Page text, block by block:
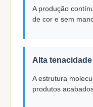
A produção
de cor e sem
Alta
A estrutura
produtos